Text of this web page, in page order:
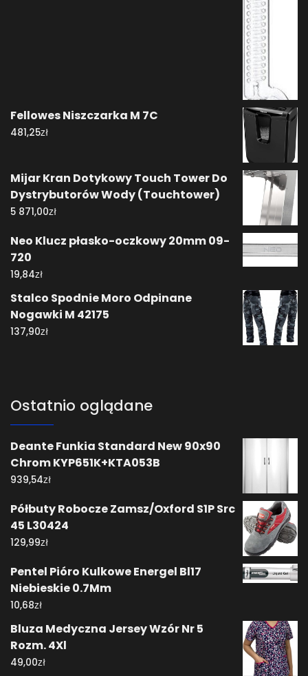
Fellowes Niszczarka M 7C
481,25zł
Mijar Kran Dotykowy Touch Tower Do
Dystrybutorów Wody (Touchtower)
5 871,00zł
Neo Klucz płasko-oczkowy 20mm 09-
720
19,84zł
Stalco Spodnie Moro Odpinane
Nogawki M 42175
137,90zł
Ostatnio oglądane
Deante Funkia Standard New 90x90
Chrom KYP651K+KTA053B
939,54zł
Półbuty Robocze Zamsz/Oxford S1P Src
45 L30424
129,99zł
Pentel Pióro Kulkowe Energel Bl17
Niebieskie 0.7Mm
10,68zł
Bluza Medyczna Jersey Wzór Nr 5
Rozm. 4Xl
49,00zł